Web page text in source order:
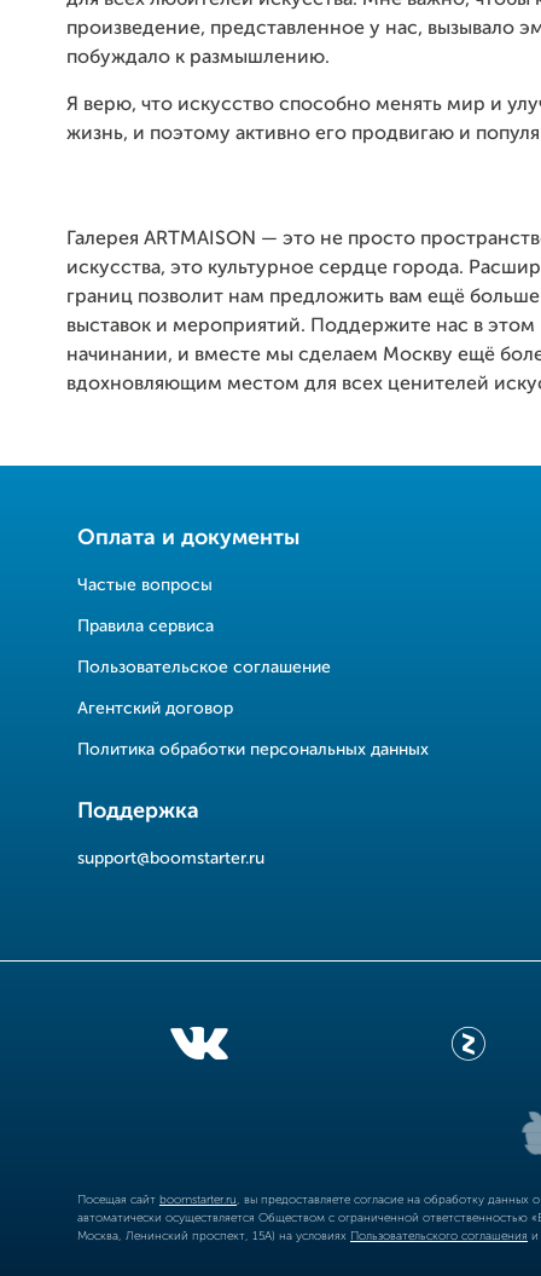
произведение, представленное у нас, вызывало
побуждало к размышлению.
Я верю, что искусство способно менять мир и
жизнь, и поэтому активно его продвигаю и
Галерея ARTMAISON — это не просто
искусства, это культурное сердце города.
границ позволит нам предложить вам ещё
выставок и мероприятий. Поддержите нас в
начинании, и вместе мы сделаем Москву ещё
вдохновляющим местом для всех ценителей
Оплата и документы
Частые вопросы
Правила сервиса
Пользовательское соглашение
Агентский договор
Политика обработки персональных данных
Поддержка
support@boomstarter.ru
Посещая сайт boomstarter.ru , вы предоставляете согласие на обработку
автоматически осуществляется Обществом с ограниченной
Москва, Ленинский проспект, 15А) на условиях Пользовательского соглашения и